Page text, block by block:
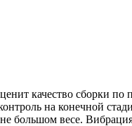
качество сборки
на конечной
большом весе.